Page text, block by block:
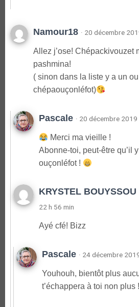
Namour18 · 20 décembre
Allez j’ose! Chépackivouzet
pashmina!
( sinon dans la liste y a un
chépaouçonléfot)
Pascale · 20 décembre
Merci ma vieille !
Abonne-toi, peut-être qu’il
ouçonléfot !
KRYSTEL BOUYSSOU
22 h 56 min
Ayé cfé! Bizz
Pascale · 24 décembre
Youhouh, bientôt plus
t’échappera à toi non plus !